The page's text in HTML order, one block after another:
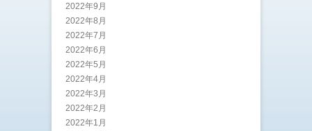
2022年9月
2022年8月
2022年7月
2022年6月
2022年5月
2022年4月
2022年3月
2022年2月
2022年1月